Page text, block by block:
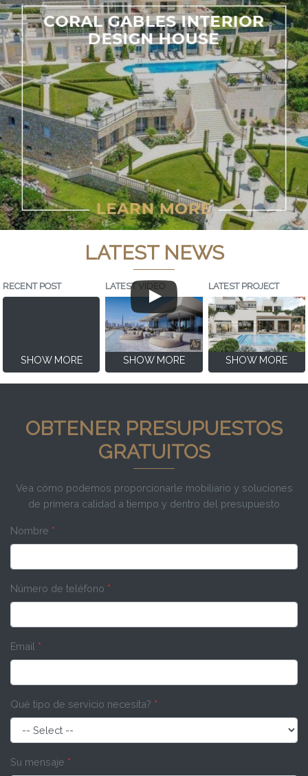
LATEST NEWS
RECENT POST
SHOW MORE
LATEST VIDEO
SHOW MORE
LATEST PROJECT
SHOW MORE
OBTENER PRESUPUESTOS
GRATUITOS
Vea cómo podemos proporcionarle mobiliario y soluciones
de primera calidad a tiempo y dentro del presupuesto
Nombre *
Número de teléfono *
Email *
Qué tipo de servicio necesita? *
Su mensaje *